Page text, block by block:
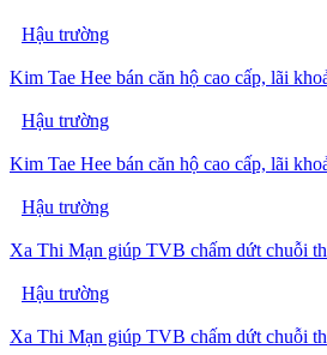
Hậu trường
Kim Tae Hee bán căn hộ cao cấp, lãi
Hậu trường
Kim Tae Hee bán căn hộ cao cấp, lãi
Hậu trường
Xa Thi Mạn giúp TVB chấm dứt chuỗi
Hậu trường
Xa Thi Mạn giúp TVB chấm dứt chuỗi